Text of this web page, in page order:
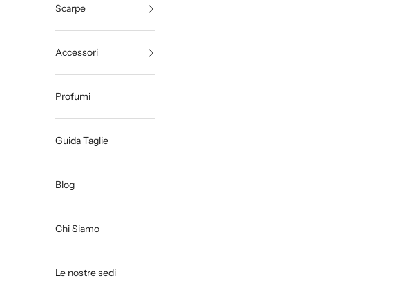
Scarpe
Accessori
Profumi
Guida Taglie
Blog
Chi Siamo
Le nostre sedi